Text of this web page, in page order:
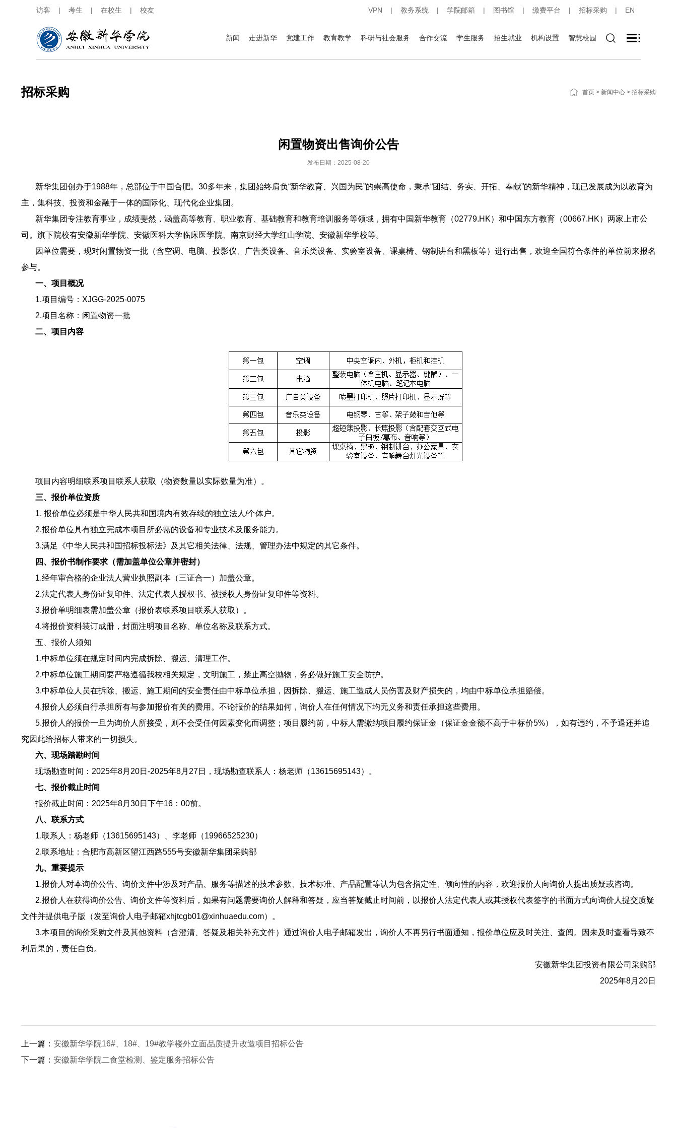
访客 | 考生 | 在校生 | 校友 VPN | 教务系统 | 学院邮箱 | 图书馆 | 缴费平台 | 招标采购 | EN
新闻 走进新华 党建工作 教育教学 科研与社会服务 合作交流 学生服务 招生就业 机构设置 智慧校园
招标采购 首页 > 新闻中心 > 招标采购
闲置物资出售询价公告
发布日期：2025-08-20
新华集团创办于1988年，总部位于中国合肥。30多年来，集团始终肩负“新华教育、兴国为民”的崇高使命，秉承“团结、务实、开拓、奉献”的新华精神，现已发展成为以教育为
主，集科技、投资和金融于一体的国际化、现代化企业集团。
新华集团专注教育事业，成绩斐然，涵盖高等教育、职业教育、基础教育和教育培训服务等领域，拥有中国新华教育（02779.HK）和中国东方教育（00667.HK）两家上市公
司。旗下院校有安徽新华学院、安徽医科大学临床医学院、南京财经大学红山学院、安徽新华学校等。
因单位需要，现对闲置物资一批（含空调、电脑、投影仪、广告类设备、音乐类设备、实验室设备、课桌椅、钢制讲台和黑板等）进行出售，欢迎全国符合条件的单位前来报名
参与。
一、项目概况
1.项目编号：XJGG-2025-0075
2.项目名称：闲置物资一批
二、项目内容
项目内容明细联系项目联系人获取（物资数量以实际数量为准）。
三、报价单位资质
1. 报价单位必须是中华人民共和国境内有效存续的独立法人/个体户。
2.报价单位具有独立完成本项目所必需的设备和专业技术及服务能力。
3.满足《中华人民共和国招标投标法》及其它相关法律、法规、管理办法中规定的其它条件。
四、报价书制作要求（需加盖单位公章并密封）
1.经年审合格的企业法人营业执照副本（三证合一）加盖公章。
2.法定代表人身份证复印件、法定代表人授权书、被授权人身份证复印件等资料。
3.报价单明细表需加盖公章（报价表联系项目联系人获取）。
4.将报价资料装订成册，封面注明项目名称、单位名称及联系方式。
五、报价人须知
1.中标单位须在规定时间内完成拆除、搬运、清理工作。
2.中标单位施工期间要严格遵循我校相关规定，文明施工，禁止高空抛物，务必做好施工安全防护。
3.中标单位人员在拆除、搬运、施工期间的安全责任由中标单位承担，因拆除、搬运、施工造成人员伤害及财产损失的，均由中标单位承担赔偿。
4.报价人必须自行承担所有与参加报价有关的费用。不论报价的结果如何，询价人在任何情况下均无义务和责任承担这些费用。
5.报价人的报价一旦为询价人所接受，则不会受任何因素变化而调整；项目履约前，中标人需缴纳项目履约保证金（保证金金额不高于中标价5%），如有违约，不予退还并追
究因此给招标人带来的一切损失。
六、现场踏勘时间
现场勘查时间：2025年8月20日-2025年8月27日，现场勘查联系人：杨老师（13615695143）。
七、报价截止时间
报价截止时间：2025年8月30日下午16：00前。
八、联系方式
1.联系人：杨老师（13615695143）、李老师（19966525230）
2.联系地址：合肥市高新区望江西路555号安徽新华集团采购部
九、重要提示
1.报价人对本询价公告、询价文件中涉及对产品、服务等描述的技术参数、技术标准、产品配置等认为包含指定性、倾向性的内容，欢迎报价人向询价人提出质疑或咨询。
2.报价人在获得询价公告、询价文件等资料后，如果有问题需要询价人解释和答疑，应当答疑截止时间前，以报价人法定代表人或其授权代表签字的书面方式向询价人提交质疑
文件并提供电子版（发至询价人电子邮箱xhjtcgb01@xinhuaedu.com）。
3.本项目的询价采购文件及其他资料（含澄清、答疑及相关补充文件）通过询价人电子邮箱发出，询价人不再另行书面通知，报价单位应及时关注、查阅。因未及时查看导致不
利后果的，责任自负。
安徽新华集团投资有限公司采购部
2025年8月20日
上一篇： 安徽新华学院16#、18#、19#教学楼外立面品质提升改造项目招标公告
下一篇： 安徽新华学院二食堂检测、鉴定服务招标公告